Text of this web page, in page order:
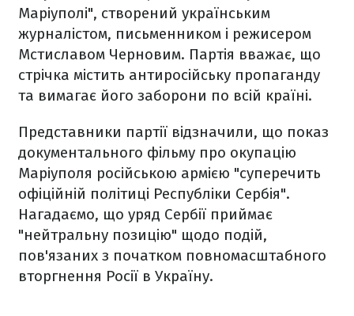
Маріуполі", створений українським
журналістом, письменником і режисером
Мстиславом Черновим. Партія вважає, що
стрічка містить антиросійську пропаганду
та вимагає його заборони по всій країні.
Представники партії відзначили, що показ
документального фільму про окупацію
Маріуполя російською армією "суперечить
офіційній політиці Республіки Сербія".
Нагадаємо, що уряд Сербії приймає
"нейтральну позицію" щодо подій,
пов'язаних з початком повномасштабного
вторгнення Росії в Україну.